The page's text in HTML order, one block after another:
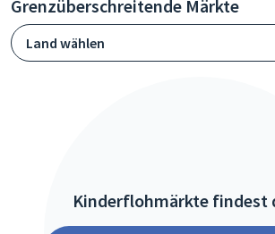
Grenzüberschreitende Märkte
Land wählen
Kinderflohmärkte findest